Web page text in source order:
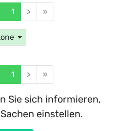
1 > »
1 > »
Sie sich informieren,
einstellen.